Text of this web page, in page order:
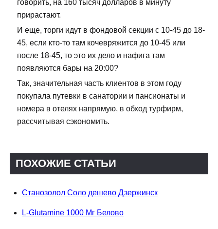
говорить, на 160 тысяч долларов в минуту
прирастают.
И еще, торги идут в фондовой секции с 10-45 до 18-
45, если кто-то там кочевряжится до 10-45 или
после 18-45, то это их дело и нафига там
появляются бары на 20:00?
Так, значительная часть клиентов в этом году
покупала путевки в санатории и пансионаты и
номера в отелях напрямую, в обход турфирм,
рассчитывая сэкономить.
ПОХОЖИЕ СТАТЬИ
Станозолол Соло дешево Дзержинск
L-Glutamine 1000 Мг Белово